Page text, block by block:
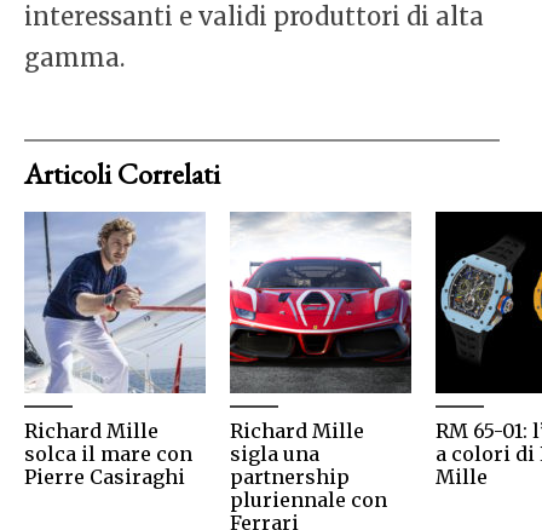
interessanti e validi produttori di alta
gamma.
Articoli Correlati
Richard Mille
solca il mare con
Pierre Casiraghi
Richard Mille
sigla una
partnership
pluriennale con
Ferrari
RM 65-01:
a colori di
Mille